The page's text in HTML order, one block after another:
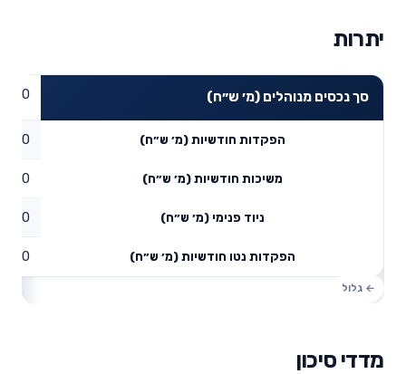
יתרות
סך נכסים מנוהלים (מ׳ ש״ח) 0
הפקדות חודשיות (מ׳ ש״ח) 0
משיכות חודשיות (מ׳ ש״ח) 0
ניוד פנימי (מ׳ ש״ח) 0
הפקדות נטו חודשיות (מ׳ ש״ח) 0
מדדי סיכון